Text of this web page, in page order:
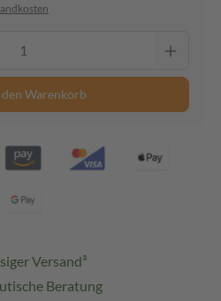
den Warenkorb
Versand³
Beratung